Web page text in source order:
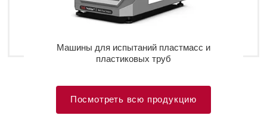
Машины для испытаний пластмасс и
пластиковых труб
Посмотреть всю продукцию